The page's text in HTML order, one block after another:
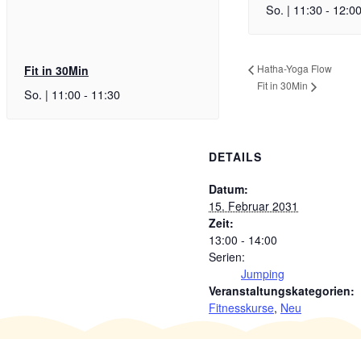
Fit in 30Min
So. | 11:00- 11:30
So. | 11:30- 12:00
Hatha-Yoga Flow
Fit in 30Min
DETAILS
Datum:
15. Februar 2031
Zeit:
13:00 - 14:00
Serien:
Jumping
Veranstaltungskategorien:
Fitnesskurse, Neu